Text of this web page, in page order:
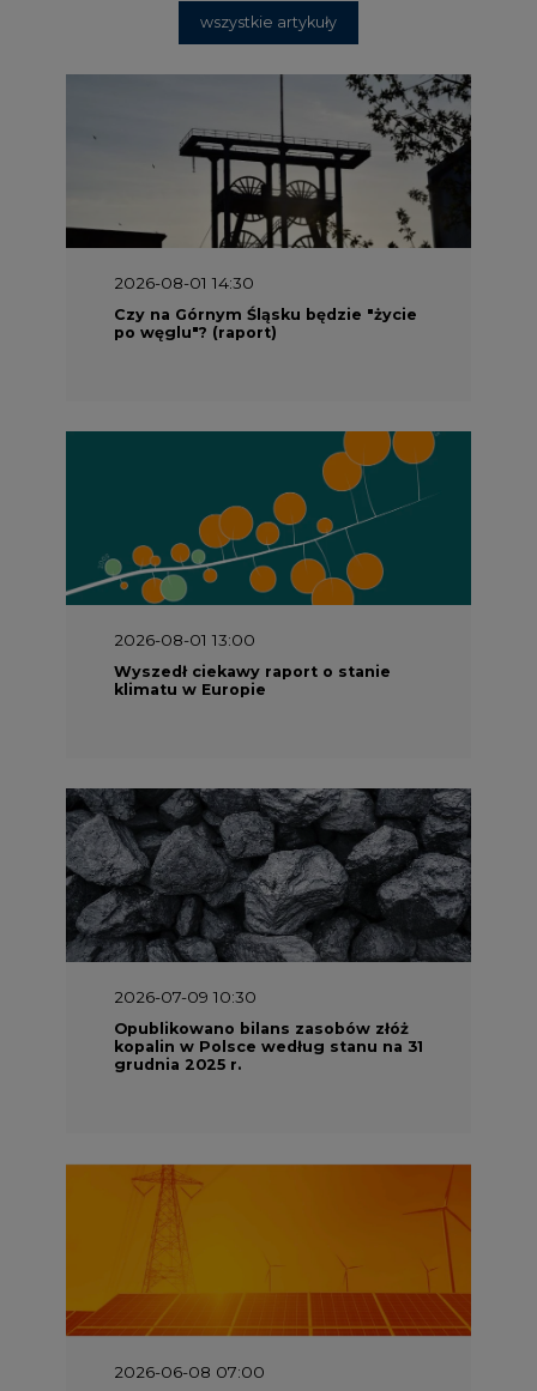
wszystkie artykuły
2026-08-01 14:30
Czy na Górnym Śląsku będzie "życie
po węglu"? (raport)
2026-08-01 13:00
Wyszedł ciekawy raport o stanie
klimatu w Europie
2026-07-09 10:30
Opublikowano bilans zasobów złóż
kopalin w Polsce według stanu na 31
grudnia 2025 r.
2026-06-08 07:00